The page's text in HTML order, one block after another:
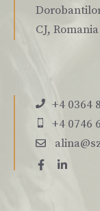
CJ, Romania
+4 0364
+4 0746